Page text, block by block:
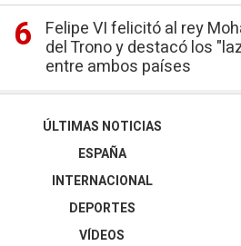
Felipe VI felicitó al rey
del Trono y destacó los
entre ambos países
ÚLTIMAS NOTICIAS
ESPAÑA
INTERNACIONAL
DEPORTES
VÍDEOS